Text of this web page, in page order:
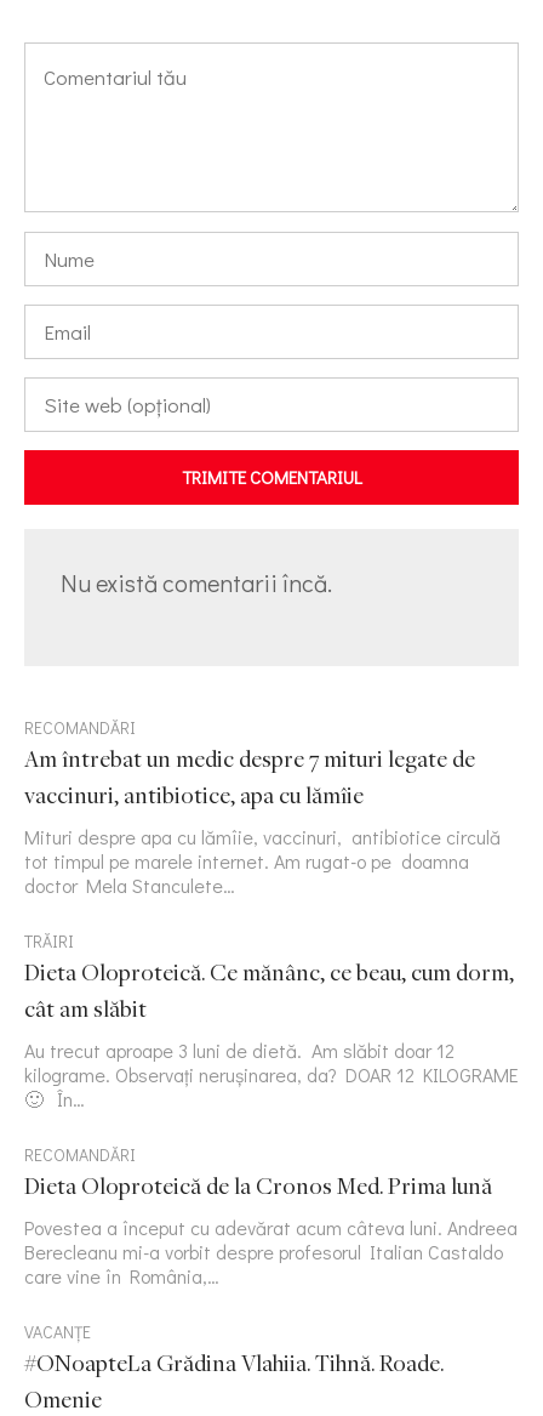
TRIMITE COMENTARIUL
Nu există comentarii încă.
RECOMANDĂRI
Am întrebat un medic despre 7 mituri legate de
vaccinuri, antibiotice, apa cu lămîie
Mituri despre apa cu lămîie, vaccinuri, antibiotice circulă
tot timpul pe marele internet. Am rugat-o pe doamna
doctor Mela Stanculete…
TRĂIRI
Dieta Oloproteică. Ce mănânc, ce beau, cum dorm,
cât am slăbit
Au trecut aproape 3 luni de dietă. Am slăbit doar 12
kilograme. Observați nerușinarea, da? DOAR 12 KILOGRAME
🙂 În…
RECOMANDĂRI
Dieta Oloproteică de la Cronos Med. Prima lună
Povestea a început cu adevărat acum câteva luni. Andreea
Berecleanu mi-a vorbit despre profesorul Italian Castaldo
care vine în România,…
VACANȚE
#ONoapteLa Grădina Vlahiia. Tihnă. Roade.
Omenie